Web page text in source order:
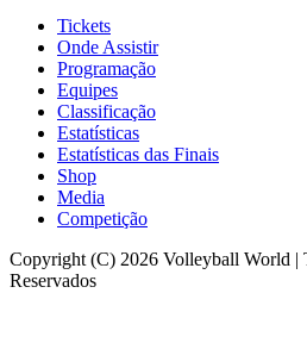
Tickets
Onde Assistir
Programação
Equipes
Classificação
Estatísticas
Estatísticas das Finais
Shop
Media
Competição
Copyright (C) 2026 Volleyball World |
Reservados